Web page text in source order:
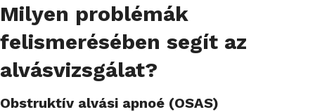
Milyen problémák
felismerésében segít az
alvásvizsgálat?
Obstruktív alvási apnoé (OSAS)